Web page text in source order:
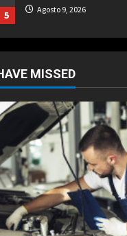
5
Ternera guisada
5 Agosto 9, 2026
1
tristeza; yo perdí a
dolor es
Agosto 9, 2026
2
DEPORTES
“Comimos con Pep
estuvo tentado,
alineación en un
Agosto 9, 2026
DEPORTES
MISSED